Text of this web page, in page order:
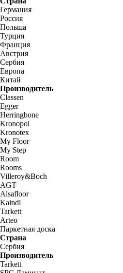
Германия
Россия
Польша
Турция
Франция
Австрия
Сербия
Европа
Китай
Производитель
Classen
Egger
Herringbone
Kronopol
Kronotex
My Floor
My Step
Room
Rooms
Villeroy&Boch
AGT
Alsafloor
Kaindl
Tarkett
Arteo
Паркетная доска
Страна
Сербия
Производитель
Tarkett